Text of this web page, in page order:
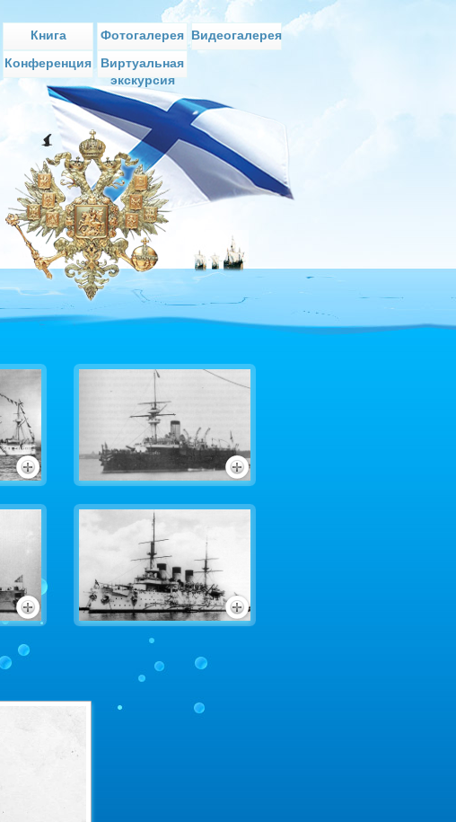
Книга Фотогалерея Видеогалерея
Конференция
Виртуальная
экскурсия